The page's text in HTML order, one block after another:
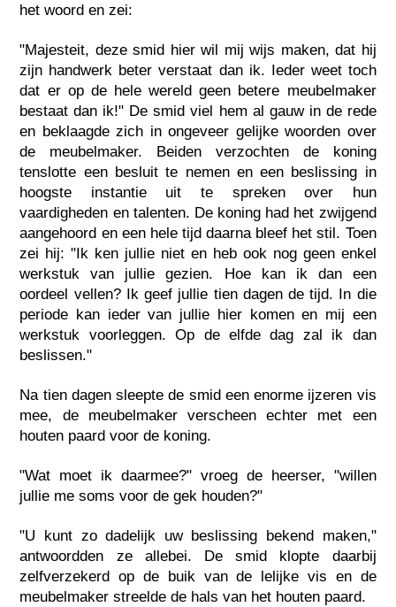
het woord en zei:
"Majesteit, deze smid hier wil mij wijs maken, dat hij
zijn handwerk beter verstaat dan ik. Ieder weet toch
dat er op de hele wereld geen betere meubelmaker
bestaat dan ik!" De smid viel hem al gauw in de rede
en beklaagde zich in ongeveer gelijke woorden over
de meubelmaker. Beiden verzochten de koning
tenslotte een besluit te nemen en een beslissing in
hoogste instantie uit te spreken over hun
vaardigheden en talenten. De koning had het zwijgend
aangehoord en een hele tijd daarna bleef het stil. Toen
zei hij: "Ik ken jullie niet en heb ook nog geen enkel
werkstuk van jullie gezien. Hoe kan ik dan een
oordeel vellen? Ik geef jullie tien dagen de tijd. In die
periode kan ieder van jullie hier komen en mij een
werkstuk voorleggen. Op de elfde dag zal ik dan
beslissen."
Na tien dagen sleepte de smid een enorme ijzeren vis
mee, de meubelmaker verscheen echter met een
houten paard voor de koning.
"Wat moet ik daarmee?" vroeg de heerser, "willen
jullie me soms voor de gek houden?"
"U kunt zo dadelijk uw beslissing bekend maken,"
antwoordden ze allebei. De smid klopte daarbij
zelfverzekerd op de buik van de lelijke vis en de
meubelmaker streelde de hals van het houten paard.